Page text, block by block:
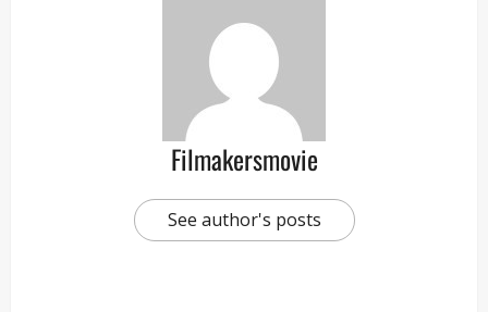
Filmakersmovie
See author's posts